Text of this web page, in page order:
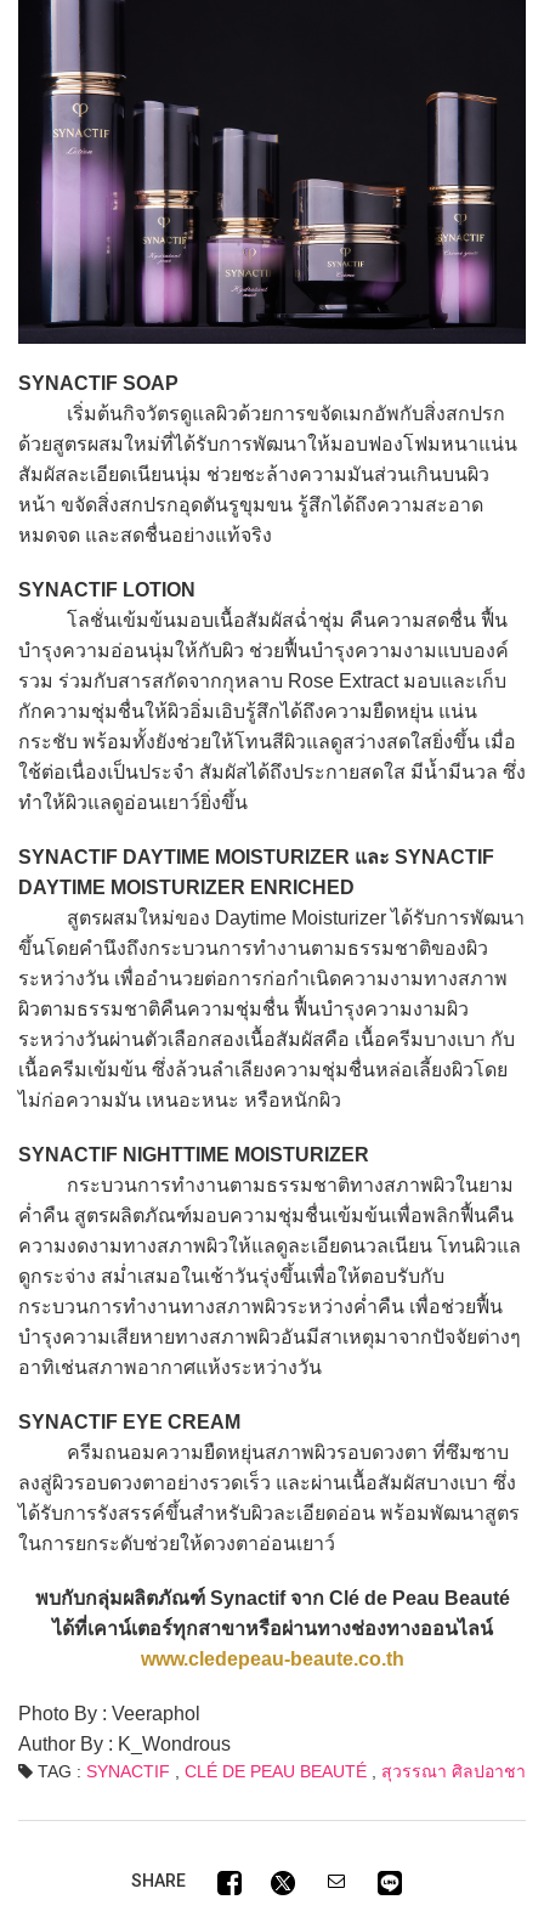
SYNACTIF SOAP
เริ่มต้นกิจวัตรดูแลผิวด้วยการขจัดเมกอัพกับสิ่งสกปรก
ด้วยสูตรผสมใหม่ที่ได้รับการพัฒนาให้มอบฟองโฟมหนาแน่น
สัมผัสละเอียดเนียนนุ่ม ช่วยชะล้างความมันส่วนเกินบนผิว
หน้า ขจัดสิ่งสกปรกอุดตันรูขุมขน รู้สึกได้ถึงความสะอาด
หมดจด และสดชื่นอย่างแท้จริง
SYNACTIF LOTION
โลชั่นเข้มข้นมอบเนื้อสัมผัสฉ่ำชุ่ม คืนความสดชื่น ฟื้น
บำรุงความอ่อนนุ่มให้กับผิว ช่วยฟื้นบำรุงความงามแบบองค์
รวม ร่วมกับสารสกัดจากกุหลาบ Rose Extract มอบและเก็บ
กักความชุ่มชื่นให้ผิวอิ่มเอิบรู้สึกได้ถึงความยืดหยุ่น แน่น
กระชับ พร้อมทั้งยังช่วยให้โทนสีผิวแลดูสว่างสดใสยิ่งขึ้น เมื่อ
ใช้ต่อเนื่องเป็นประจำ สัมผัสได้ถึงประกายสดใส มีน้ำมีนวล ซึ่ง
ทำให้ผิวแลดูอ่อนเยาว์ยิ่งขึ้น
SYNACTIF DAYTIME MOISTURIZER และ SYNACTIF
DAYTIME MOISTURIZER ENRICHED
สูตรผสมใหม่ของ Daytime Moisturizer ได้รับการพัฒนา
ขึ้นโดยคำนึงถึงกระบวนการทำงานตามธรรมชาติของผิว
ระหว่างวัน เพื่ออำนวยต่อการก่อกำเนิดความงามทางสภาพ
ผิวตามธรรมชาติคืนความชุ่มชื่น ฟื้นบำรุงความงามผิว
ระหว่างวันผ่านตัวเลือกสองเนื้อสัมผัสคือ เนื้อครีมบางเบา กับ
เนื้อครีมเข้มข้น ซึ่งล้วนลำเลียงความชุ่มชื่นหล่อเลี้ยงผิวโดย
ไม่ก่อความมัน เหนอะหนะ หรือหนักผิว
SYNACTIF NIGHTTIME MOISTURIZER
กระบวนการทำงานตามธรรมชาติทางสภาพผิวในยาม
ค่ำคืน สูตรผลิตภัณฑ์มอบความชุ่มชื่นเข้มข้นเพื่อพลิกฟื้นคืน
ความงดงามทางสภาพผิวให้แลดูละเอียดนวลเนียน โทนผิวแล
ดูกระจ่าง สม่ำเสมอในเช้าวันรุ่งขึ้นเพื่อให้ตอบรับกับ
กระบวนการทำงานทางสภาพผิวระหว่างค่ำคืน เพื่อช่วยฟื้น
บำรุงความเสียหายทางสภาพผิวอันมีสาเหตุมาจากปัจจัยต่างๆ
อาทิเช่นสภาพอากาศแห้งระหว่างวัน
SYNACTIF EYE CREAM
ครีมถนอมความยืดหยุ่นสภาพผิวรอบดวงตา ที่ซึมซาบ
ลงสู่ผิวรอบดวงตาอย่างรวดเร็ว และผ่านเนื้อสัมผัสบางเบา ซึ่ง
ได้รับการรังสรรค์ขึ้นสำหรับผิวละเอียดอ่อน พร้อมพัฒนาสูตร
ในการยกระดับช่วยให้ดวงตาอ่อนเยาว์
พบกับกลุ่มผลิตภัณฑ์ Synactif จาก Clé de Peau Beauté
ได้ที่เคาน์เตอร์ทุกสาขาหรือผ่านทางช่องทางออนไลน์
www.cledepeau-beaute.co.th
Photo By : Veeraphol
Author By : K_Wondrous
TAG : SYNACTIF , CLÉ DE PEAU BEAUTÉ , สุวรรณา ศิลปอาชา
SHARE